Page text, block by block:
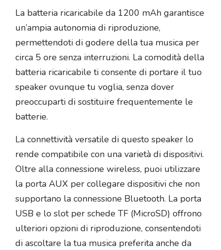
La batteria ricaricabile da 1200 mAh garantisce
un’ampia autonomia di riproduzione,
permettendoti di godere della tua musica per
circa 5 ore senza interruzioni. La comodità della
batteria ricaricabile ti consente di portare il tuo
speaker ovunque tu voglia, senza dover
preoccuparti di sostituire frequentemente le
batterie.
La connettività versatile di questo speaker lo
rende compatibile con una varietà di dispositivi.
Oltre alla connessione wireless, puoi utilizzare
la porta AUX per collegare dispositivi che non
supportano la connessione Bluetooth. La porta
USB e lo slot per schede TF (MicroSD) offrono
ulteriori opzioni di riproduzione, consentendoti
di ascoltare la tua musica preferita anche da